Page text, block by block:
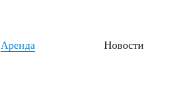
Аренда Новости